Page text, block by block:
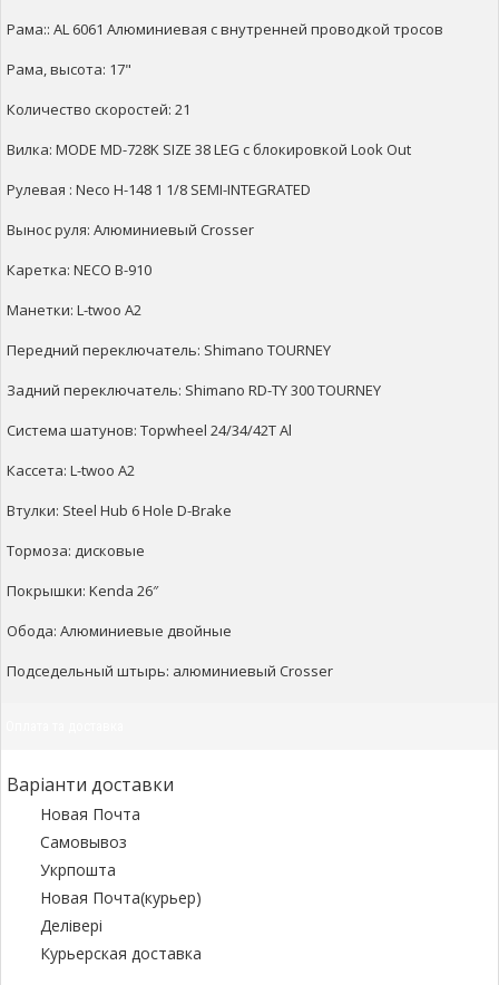
Рама:: AL 6061 Алюминиевая с внутренней проводкой тросов
Рама, высота: 17"
Количество скоростей: 21
Вилка: MODE MD-728K SIZE 38 LEG с блокировкой Look Out
Рулевая : Neco H-148 1 1/8 SEMI-INTEGRATED
Вынос руля: Алюминиевый Crosser
Каретка: NECO B-910
Манетки: L-twoo А2
Передний переключатель: Shimano TOURNEY
Задний переключатель: Shimano RD-TY 300 TOURNEY
Система шатунов: Topwheel 24/34/42T Al
Кассета: L-twoo A2
Втулки: Steel Hub 6 Hole D-Brake
Тормоза: дисковые
Покрышки: Kenda 26″
Обода: Алюминиевые двойные
Подседельный штырь: алюминиевый Crosser
Варіанти доставки
Новая Почта
Самовывоз
Укрпошта
Новая Почта(курьер)
Делівері
Курьерская доставка